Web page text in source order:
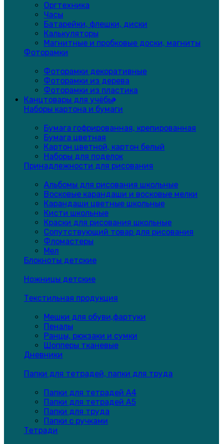
Оргтехника
Часы
Батарейки, флешки, диски
Калькуляторы
Магнитные и пробковые доски, магниты
Фоторамки
Фоторамки декоративные
Фоторамки из дерева
Фоторамки из пластика
Канцтовары для учёбы
Наборы картона и бумаги
Бумага гофрированная, крепированная
Бумага цветная
Картон цветной, картон белый
Наборы для поделок
Принадлежности для рисования
Альбомы для рисования школьные
Восковые карандаши и восковые мелки
Карандаши цветные школьные
Кисти школьные
Краски для рисования школьные
Сопутствующий товар для рисования
Фломастеры
Мел
Блокноты детские
Ножницы детские
Текстильная продукция
Мешки для обуви,фартуки
Пеналы
Ранцы, рюкзаки и сумки
Шопперы тканевые
Дневники
Папки для тетрадей, папки для труда
Папки для тетрадей А4
Папки для тетрадей А5
Папки для труда
Папки с ручками
Тетради